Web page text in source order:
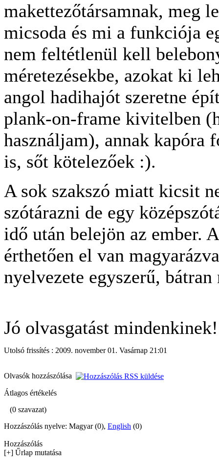
makettezőtársamnak, meg
micsoda és mi a funkciója
nem feltétlenül kell
méretezésekbe, azokat ki
angol hadihajót szeretne
plank-on-frame kivitelben
használjam), annak kapóra
is, sőt kötelezőek :).
A sok szakszó miatt kicsit
szótárazni de egy
idő után belejön az ember.
érthetően el van
nyelvezete egyszerű,
Jó olvasgatást mindenkinek!
Utolsó frissítés : 2009. november 01. Vasárnap 21:01
Olvasók hozzászólása
Átlagos értékelés
(0 szavazat)
Hozzászólás nyelve: Magyar (0), English (0)
Hozzászólás
[+] Űrlap mutatása